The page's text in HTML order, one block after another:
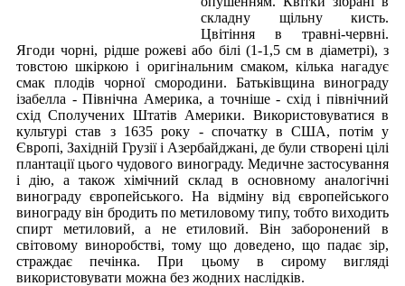
складну щільну кисть.
Цвітіння в травні-червні.
Ягоди чорні, рідше рожеві або білі (1-1,5 см в діаметрі), з
товстою шкіркою і оригінальним смаком, кілька нагадує
смак плодів чорної смородини. Батьківщина винограду
ізабелла - Північна Америка, а точніше - схід і північний
схід Сполучених Штатів Америки. Використовуватися в
культурі став з 1635 року - спочатку в США, потім у
Європі, Західній Грузії і Азербайджані, де були створені цілі
плантації цього чудового винограду. Медичне застосування
і дію, а також хімічний склад в основному аналогічні
винограду європейського. На відміну від європейського
винограду він бродить по метиловому типу, тобто виходить
спирт метиловий, а не етиловий. Він заборонений в
світовому виноробстві, тому що доведено, що падає зір,
страждає печінка. При цьому в сирому вигляді
використовувати можна без жодних наслідків.